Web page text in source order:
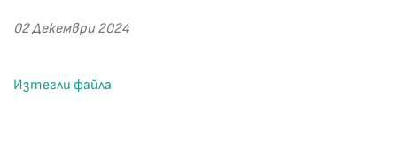
02 Декември 2024
Изтегли файла